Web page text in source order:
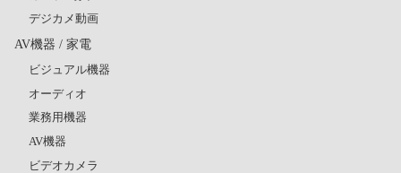
デジカメ動画
AV機器 / 家電
ビジュアル機器
オーディオ
業務用機器
AV機器
ビデオカメラ